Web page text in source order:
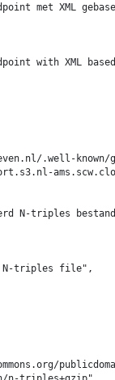
met XML
with XML
.well-
N-triples
triples file",